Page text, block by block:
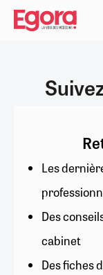
Aller
contenu
Les
Des
cabinet
Des fiches